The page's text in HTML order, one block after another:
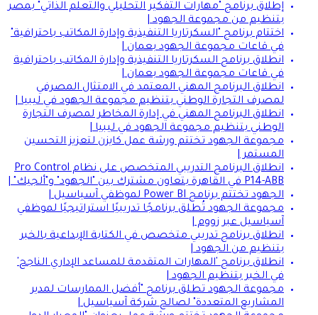
إطلاق برنامج "مهارات التفكير التحليلي والتعلم الذاتي" بمصر
بتنظيم من مجموعة الجهود |
اختتام برنامج "السكرتاريا التنفيذية وإدارة المكاتب باحترافية"
في قاعات مجموعة الجهود بعمان |
انطلاق برنامج السكرتاريا التنفيذية وإدارة المكاتب باحترافية
في قاعات مجموعة الجهود بعمان |
انطلاق البرنامج المهني المعتمد في الامتثال المصرفي
لمصرف التجارة الوطني بتنظيم مجموعة الجهود في ليبيا |
انطلاق البرنامج المهني في إدارة المخاطر لمصرف التجارة
الوطني بتنظيم مجموعة الجهود في ليبيا |
مجموعة الجهود تختتم ورشة عمل كايزن لتعزيز التحسين
المستمر |
انطلاق البرنامج التدريبي المتخصص على نظام Pro Control
P14-ABB في القاهرة بتعاون مشترك بين "الجهود" و"ألجيك" |
الجهود تختتم برنامج Power BI لموظفي آسياسيل |
مجموعة الجهود تُطلق برنامجًا تدريبيًا استراتيجيًا لموظفي
آسياسيل عبر زووم |
انطلاق برنامج تدريبي متخصص في الكتابة الإبداعية بالخبر
بتنظيم من الجهود |
انطلاق برنامج 'المهارات المتقدمة للمساعد الإداري الناجح'
في الخبر بتنظيم الجهود |
مجموعة الجهود تطلق برنامج "أفضل الممارسات لمدير
المشاريع المتعددة" لصالح شركة آسياسيل |